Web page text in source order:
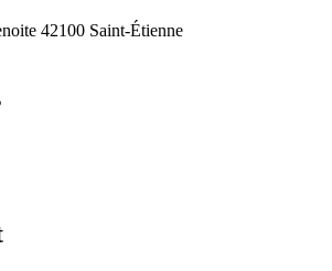
42100 Saint-Étienne